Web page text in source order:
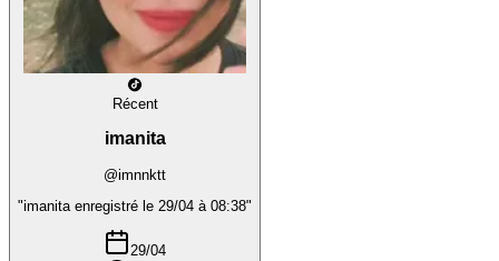
Récent
imanita
@imnnktt
"imanita enregistré le 29/04 à 08:38"
29/04